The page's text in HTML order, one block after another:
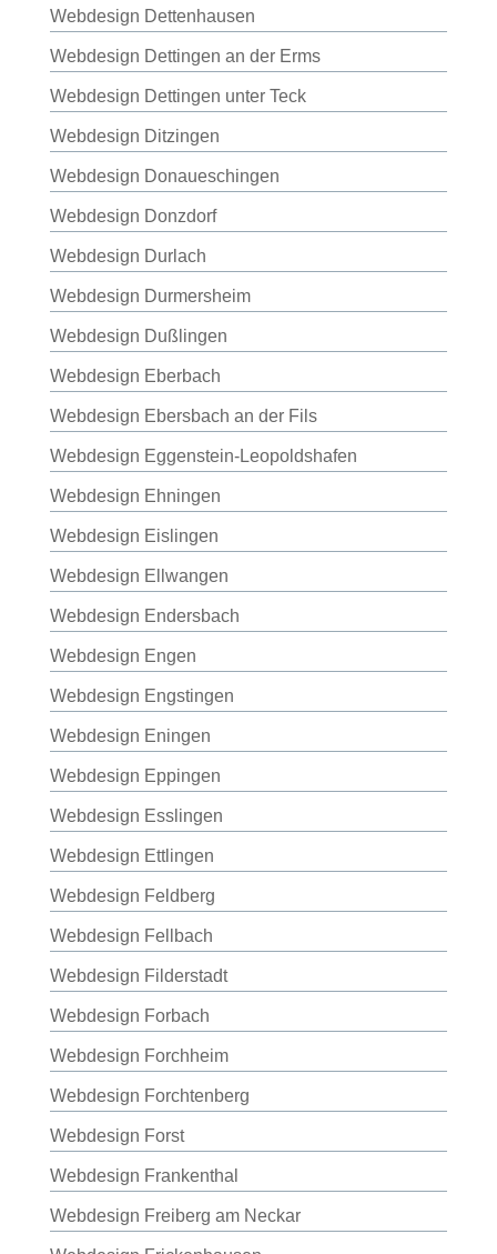
Webdesign Dettenhausen
Webdesign Dettingen an der Erms
Webdesign Dettingen unter Teck
Webdesign Ditzingen
Webdesign Donaueschingen
Webdesign Donzdorf
Webdesign Durlach
Webdesign Durmersheim
Webdesign Dußlingen
Webdesign Eberbach
Webdesign Ebersbach an der Fils
Webdesign Eggenstein-Leopoldshafen
Webdesign Ehningen
Webdesign Eislingen
Webdesign Ellwangen
Webdesign Endersbach
Webdesign Engen
Webdesign Engstingen
Webdesign Eningen
Webdesign Eppingen
Webdesign Esslingen
Webdesign Ettlingen
Webdesign Feldberg
Webdesign Fellbach
Webdesign Filderstadt
Webdesign Forbach
Webdesign Forchheim
Webdesign Forchtenberg
Webdesign Forst
Webdesign Frankenthal
Webdesign Freiberg am Neckar